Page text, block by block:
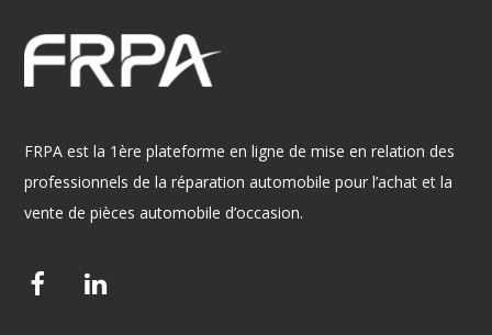
FRPA est la 1ère plateforme en ligne de mise en relation des
professionnels de la réparation automobile pour l’achat et la
vente de pièces automobile d’occasion.
F
L